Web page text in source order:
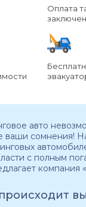
Оплата
авто
ваши сомнения!
с полным
компания